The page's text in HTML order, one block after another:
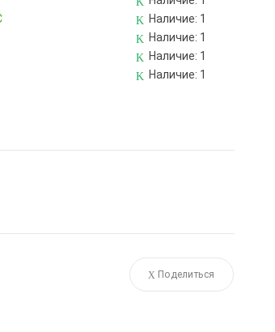
Наличие: 1
Наличие: 1
Наличие: 1
Наличие: 1
Поделиться